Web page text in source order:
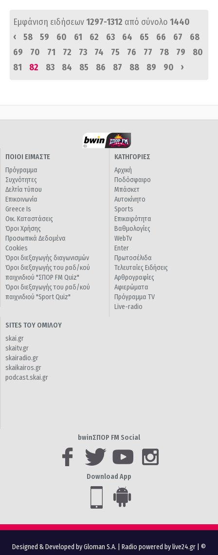
Εμφάνιση ειδήσεων1297-1312 από σύνολο 1440
‹
58 59 60 61 62 63 64 65 66 67
68
69
70 71 72 73 74 75 76 77 78 79
80
81
82 83 84 85 86 87 88 89 90 ›
ΠΟΙΟΙ ΕΙΜΑΣΤΕ
Πρόγραμμα
Συχνότητες
Δελτία τύπου
Επικοινωνία
Greece Is
Οικ. Καταστάσεις
Όροι Χρήσης
Προσωπικά Δεδομένα
Cookies
Όροι διεξαγωγής διαγωνισμών
Όροι διεξαγωγής του ραδ/κού
παιχνιδιού "ΣΠΟΡ FM Quiz"
Όροι διεξαγωγής του ραδ/κού
παιχνιδιού "Sport Quiz"
ΚΑΤΗΓΟΡΙΕΣ
Αρχική
Ποδόσφαιρο
Μπάσκετ
Αυτοκίνητο
Sports
Επικαιρότητα
Βαθμολογίες
WebTv
Enter
Πρωτοσέλιδα
Τελευταίες Ειδήσεις
Αρθρογραφίες
Αφιερώματα
Πρόγραμμα TV
Live-radio
SITES ΤΟΥ ΟΜΙΛΟΥ
skai.gr
skaitv.gr
skairadio.gr
skaikairos.gr
podcast.skai.gr
bwinΣΠΟΡ FM Social
Download App
Designed & Developed by Gloman S.A. Radio powered by live24.gr | ©